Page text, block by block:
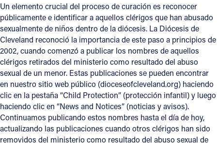
Un elemento crucial del proceso de curación es reconocer
públicamente e identificar a aquellos clérigos que han abusado
sexualmente de niños dentro de la diócesis. La Diócesis de
Cleveland reconoció la importancia de este paso a principios de
2002, cuando comenzó a publicar los nombres de aquellos
clérigos retirados del ministerio como resultado del abuso
sexual de un menor. Estas publicaciones se pueden encontrar
en nuestro sitio web público (dioceseofcleveland.org) haciendo
clic en la pestaña “Child Protection” (protección infantil) y luego
haciendo clic en “News and Notices” (noticias y avisos).
Continuamos publicando estos nombres hasta el día de hoy,
actualizando las publicaciones cuando otros clérigos han sido
removidos del ministerio como resultado del abuso sexual de